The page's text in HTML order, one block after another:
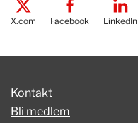
X.com Facebook LinkedIn
Kontakt
Bli medlem